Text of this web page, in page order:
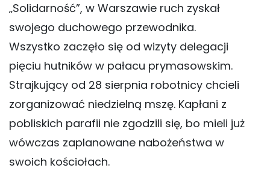
„Solidarność”, w Warszawie ruch zyskał
swojego duchowego przewodnika.
Wszystko zaczęło się od wizyty delegacji
pięciu hutników w pałacu prymasowskim.
Strajkujący od 28 sierpnia robotnicy chcieli
zorganizować niedzielną mszę. Kapłani z
pobliskich parafii nie zgodzili się, bo mieli już
wówczas zaplanowane nabożeństwa w
swoich kościołach.